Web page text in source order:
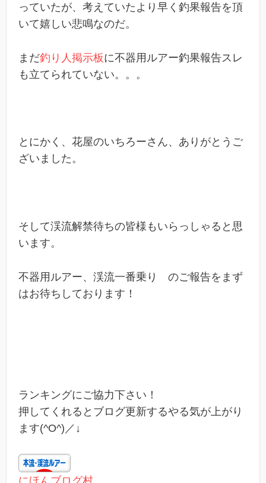
っていたが、考えていたより早く釣果報告を頂
いて嬉しい悲鳴なのだ。
まだ釣り人掲示板に不器用ルアー釣果報告スレ
も立てられていない。。。
とにかく、花屋のいちろーさん、ありがとうご
ざいました。
そして渓流解禁待ちの皆様もいらっしゃると思
います。
不器用ルアー、渓流一番乗り のご報告をまず
はお待ちしております！
ランキングにご協力下さい！
押してくれるとブログ更新するやる気が上がり
ます(^O^)／↓
にほんブログ村